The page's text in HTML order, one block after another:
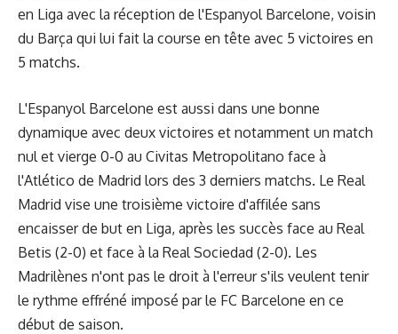
en Liga avec la réception de l'Espanyol Barcelone, voisin
du Barça qui lui fait la course en tête avec 5 victoires en
5 matchs.
L'Espanyol Barcelone est aussi dans une bonne
dynamique avec deux victoires et notamment un match
nul et vierge 0-0 au Civitas Metropolitano face à
l'Atlético de Madrid lors des 3 derniers matchs. Le Real
Madrid vise une troisième victoire d'affilée sans
encaisser de but en Liga, après les succès face au Real
Betis (2-0) et face à la Real Sociedad (2-0). Les
Madrilènes n'ont pas le droit à l'erreur s'ils veulent tenir
le rythme effréné imposé par le FC Barcelone en ce
début de saison.